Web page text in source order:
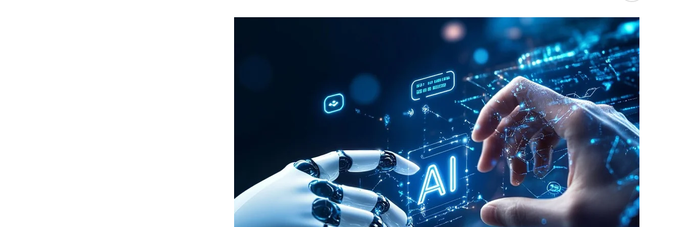
والتكنولوجية بين المغرب والصين، خاصة في مجال البنية التحتية والنقل الذكي. وتعد الصين من الدول
الرائدة عالمياً في صناعة القطارات والقاطرات، حيث راكمت خبرة واسعة في تطوير حلول نقل حديثة
ومستدامة.
ويأتي إدماج قاطرات DO-70X ضمن رؤية المغرب الرامية إلى بناء منظومة نقل سككي أكثر نجاعة
واستدامة، بما يواكب التحولات الاقتصادية ويعزز دور السكك الحديدية كرافعة للتنمية وربط مختلف جهات
المملكة